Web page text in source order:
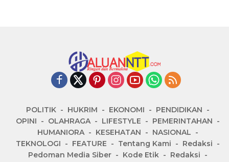
POLITIK HUKRIM EKONOMI
PENDIDIKAN
OPINI
OLAHRAGA LIFESTYLE
PEMERINTAHAN
HUMANIORA
KESEHATAN
NASIONAL
TEKNOLOGI
FEATURE Tentang Kami
Redaksi
Pedoman Media Siber
Kode Etik
Redaksi